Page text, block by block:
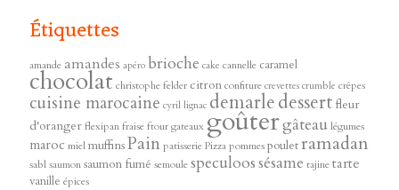
Étiquettes
amandeamandes apéro brioche cake cannelle caramel
chocolat christophe felder citronconfiture crevettes crumble crêpes
cuisine marocaine cyril lignac demarledessert fleur
d'orangerflexipanfraiseftourgateaux goûtergâteaulégumes
maroc mielmuffinsPainpatisseriePizzapommespouletramadan
sablsaumonsaumon fumé semoulespeculoossésame tajinetarte
vanille épices